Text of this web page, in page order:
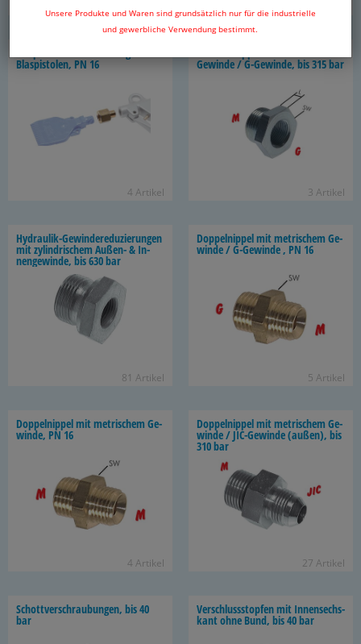
Unsere Produkte und Waren sind grundsätzlich nur für die industrielle
und gewerbliche Verwendung bestimmt.
Blas­pis­to­len, PN 16
4 Ar­ti­kel
Ge­win­de / G-​Gewinde, bis 315 bar
3 Ar­ti­kel
Hydraulik-​Gewindereduzierungen
mit zy­lin­dri­schem Außen-​ & In­
nen­ge­win­de, bis 630 bar
81 Ar­ti­kel
Dop­pel­nip­pel mit me­tri­schem Ge­
win­de / G-​Gewinde , PN 16
5 Ar­ti­kel
Dop­pel­nip­pel mit me­tri­schem Ge­
win­de, PN 16
4 Ar­ti­kel
Dop­pel­nip­pel mit me­tri­schem Ge­
win­de / JIC-​Gewinde (außen), bis
310 bar
27 Ar­ti­kel
Schott­ver­schrau­bun­gen, bis 40
bar
Ver­schluss­stop­fen mit In­nen­sechs­
kant ohne Bund, bis 40 bar